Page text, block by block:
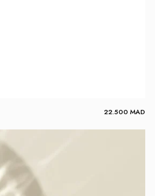
22.500 MAD